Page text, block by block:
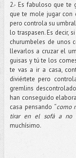
2.- Es fabuloso que te
que te mole jugar con
pero controla su
lo traspasen. Es decir,
churumbeles de unos
llevarlos a cruzar el
guisas y tú te los
te vas a ir a casa,
diviértete pero
gremlins
han conseguido
casa pensando “como
tirar en el sofá a no
muchísimo.